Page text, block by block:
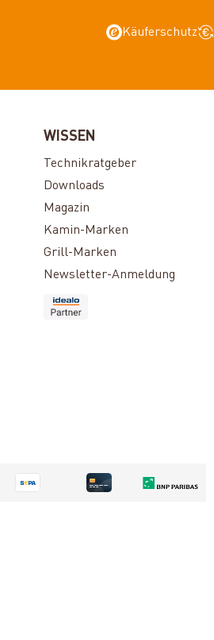
Käuferschutz
WISSEN
Technikratgeber
Downloads
Magazin
Kamin-Marken
Grill-Marken
Newsletter-Anmeldung